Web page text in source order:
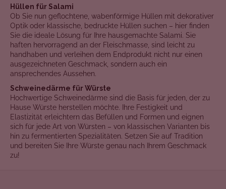
m
e
n
t
e
d
r
L
i
s
t
e
Hüllen für Salami
Ob Sie nun geflochtene, wabenförmige Hüllen mit dekorativer
Optik oder klassische, bedruckte Hüllen suchen – hier finden
Sie die ideale Lösung für Ihre hausgemachte Salami. Sie
haften hervorragend an der Fleischmasse, sind leicht zu
handhaben und verleihen dem Endprodukt nicht nur einen
ausgezeichneten Geschmack, sondern auch ein
ansprechendes Aussehen.
Schweinedärme für Würste
Hochwertige Schweinedärme sind die Basis für jeden, der zu
Hause Würste herstellen möchte. Ihre Festigkeit und
Elastizität erleichtern das Befüllen und Formen und eignen
sich für jede Art von Würsten – von klassischen Varianten bis
hin zu fermentierten Spezialitäten. Setzen Sie auf Tradition
und bereiten Sie Ihre Würste genau nach Ihrem Geschmack
zu!